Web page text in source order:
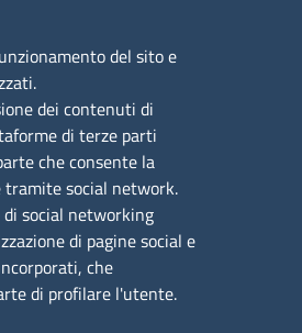
fatture elettroniche
del sito e
dei contenuti di
di terze parti
che consente la
social network.
social networking
di pagine social e
che
di profilare l'utente.